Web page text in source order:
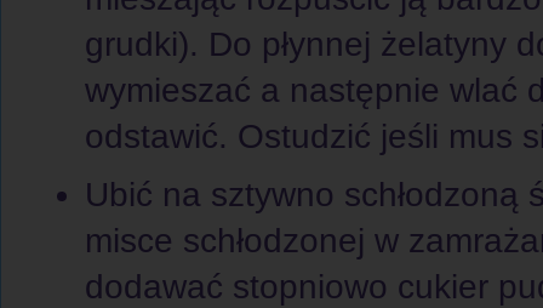
grudki). Do płynnej żelatyny
wymieszać a następnie wlać
odstawić. Ostudzić jeśli mus
Ubić na sztywno schłodzoną
misce schłodzonej w
dodawać stopniowo cukier